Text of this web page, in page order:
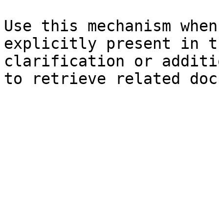
Use this mechanism
explicitly present in
clarification or